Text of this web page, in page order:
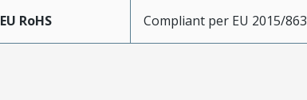
EU RoHS Compliant per EU 2015/863